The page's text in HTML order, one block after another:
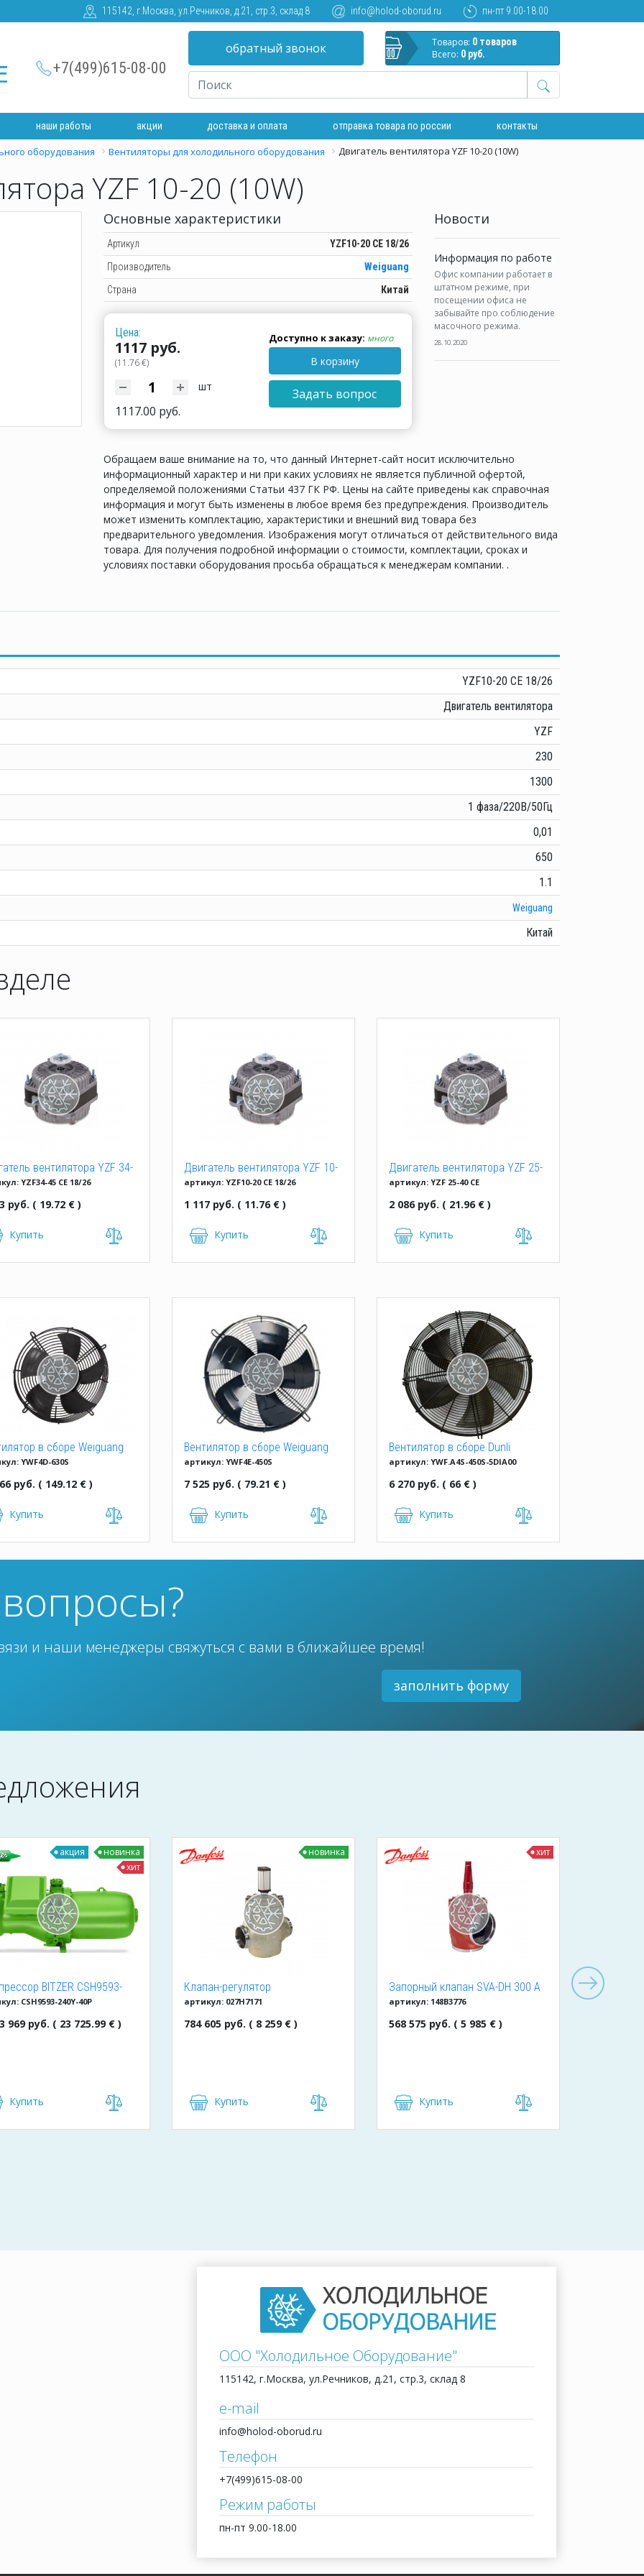
115142, г.Москва, ул.Речников, д.21, стр.3, склад 8 info@holod-oborud.ru пн-пт 9.00-18.00
+7(499)615-08-00
обратный звонок Товаров: 0 товаров
Всего: 0 руб.
наши работы акции доставка и оплата отправка товара по россии контакты
оборудования Вентиляторы для холодильного оборудования Двигатель вентилятора YZF 10-20 (10W)
YZF 10-20 (10W)
Основные характеристики
Артикул
YZF10-20 CE 18/26
Производитель
Weiguang
Страна
Китай
Цена:
1117 руб.
(11.76 €)
шт
1117.00 руб.
Доступно к заказу: много
В корзину
Задать вопрос
Новости
Информация по работе
Офис компании работает в
штатном режиме, при
посещении офиса не
забывайте про соблюдение
масочного режима.
28.10.2020
Обращаем ваше внимание на то, что данный Интернет-сайт носит исключительно
информационный характер и ни при каких условиях не является публичной офертой,
определяемой положениями Статьи 437 ГК РФ. Цены на сайте приведены как справочная
информация и могут быть изменены в любое время без предупреждения. Производитель
может изменить комплектацию, характеристики и внешний вид товара без
предварительного уведомления. Изображения могут отличаться от действительного вида
товара. Для получения подробной информации о стоимости, комплектации, сроках и
условиях поставки оборудования просьба обращаться к менеджерам компании. .
YZF10-20 CE 18/26
Двигатель вентилятора
YZF
230
1300
1 фаза/220В/50Гц
0,01
650
1.1
Weiguang
Китай
вентилятора YZF 34-
18/26 (34W)
YZF34-45 CE 18/26
руб. ( 19.72 € )
Купить
Двигатель вентилятора YZF 10-
20 (10W)
артикул: YZF10-20 CE 18/26
1 117 руб. ( 11.76 € )
Купить
Двигатель вентилятора YZF 25-
40 (25W)
артикул: YZF 25-40 CE
2 086 руб. ( 21.96 € )
Купить
в сборе Weiguang
630S
YWF4D-630S
руб. ( 149.12 € )
Купить
Вентилятор в сборе Weiguang
YWF4E-450S
артикул: YWF4E-450S
7 525 руб. ( 79.21 € )
Купить
Вентилятор в сборе Dunli
YWF.A4S-450S-5DIA00
артикул: YWF.A4S-450S-5DIA00
6 270 руб. ( 66 € )
Купить
и наши менеджеры свяжуться с вами в ближайшее время!
заполнить форму
акция
новинка
хит
BITZER CSH9593-
40PCSH9593-240Y-40P
969 руб. ( 23 725.99 € )
Купить
новинка
Клапан-регулятор
универсальный ICM 150
(027H7171)
артикул: 027H7171
784 605 руб. ( 8 259 € )
Купить
хит
Запорный клапан SVA-DH 300 A
ANG CAP
артикул: 148B3776
568 575 руб. ( 5 985 € )
Купить
Клапан
артикул:
ООО "Холодильное Оборудование"
115142, г.Москва, ул.Речников, д.21, стр.3, склад 8
e-mail
info@holod-oborud.ru
Телефон
+7(499)615-08-00
Режим работы
пн-пт 9.00-18.00